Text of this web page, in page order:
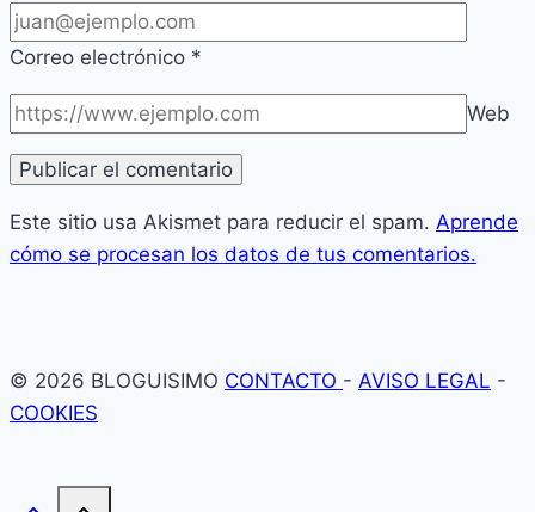
Correo electrónico *
Web
Este sitio usa Akismet para reducir el spam. Aprende
cómo se procesan los datos de tus comentarios.
© 2026 BLOGUISIMO CONTACTO - AVISO LEGAL -
COOKIES